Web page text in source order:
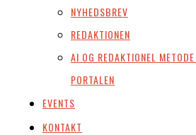
NYHEDSBREV
REDAKTIONEN
AI OG REDAKTIONEL
PORTALEN
EVENTS
KONTAKT